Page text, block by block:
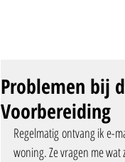
Problemen bij
Voorbereiding
Regelmatig ontvang ik e-
woning. Ze vragen me